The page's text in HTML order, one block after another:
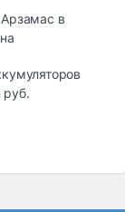
в
руб.